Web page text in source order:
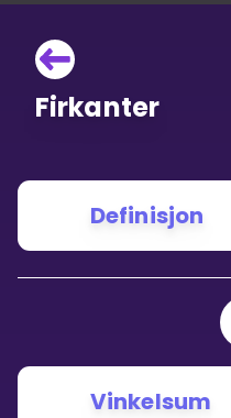
Firkanter
Definisjon
Vinkelsum